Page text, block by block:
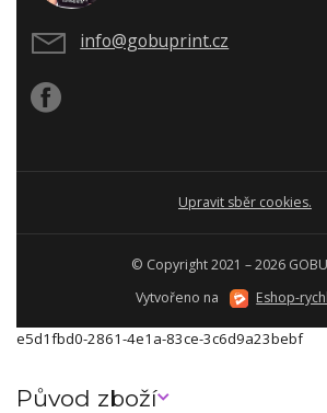
info@gobuprint.cz
Upravit sběr cookies.
© Copyright 2021 – 2026
Vytvořeno na
Eshop-
e5d1fbd0-2861-4e1a-83ce-3c6d9a23bebf
Původ zboží